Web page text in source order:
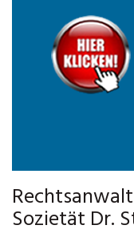
Sozietät Dr.